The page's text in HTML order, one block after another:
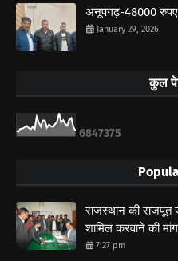
अनूपगढ़-48000 रुपए
January 29, 2026
कुल
6847375
राजस्थान की राजपूत
शामिल करवाने की मांग
7:27 pm